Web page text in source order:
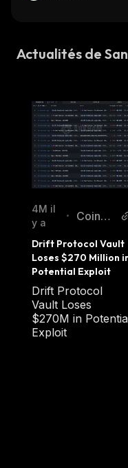
Actualités de
4M il
y a
•
Coinsp
Drift Protocol Vault
Loses $270 Million
Potential Exploit
Drift Protocol
Vault Loses
$270M in
Exploit